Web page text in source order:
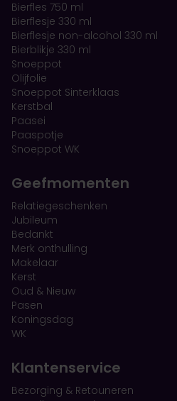
Bierfles 750 ml
Bierflesje 330 ml
Bierflesje non-alcohol 330 ml
Bierblikje 330 ml
Snoeppot
Olijfolie
Snoeppot Sinterklaas
Kerstbal
Paasei
Paaspotje
Snoeppot WK
Geefmomenten
Relatiegeschenken
Jubileum
Bedankt
Merk onthulling
Makelaar
Kerst
Oud & Nieuw
Pasen
Koningsdag
WK
Klantenservice
Bezorging & Retouneren